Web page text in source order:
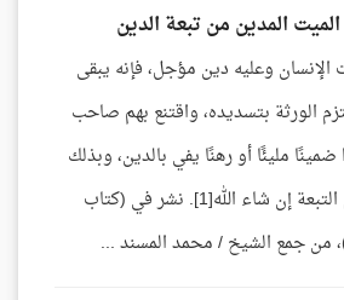
المدين من تبعة الدين
الإنسان وعليه دين مؤجل، فإنه يبقى
الورثة بتسديده، واقتنع بهم صاحب
مليئًا أو رهنًا يفي بالدين، وبذلك
يسلم الميت من التبعة إن شاء الله[1]. نشر في (كتاب
من جمع الشيخ / محمد المسند ...